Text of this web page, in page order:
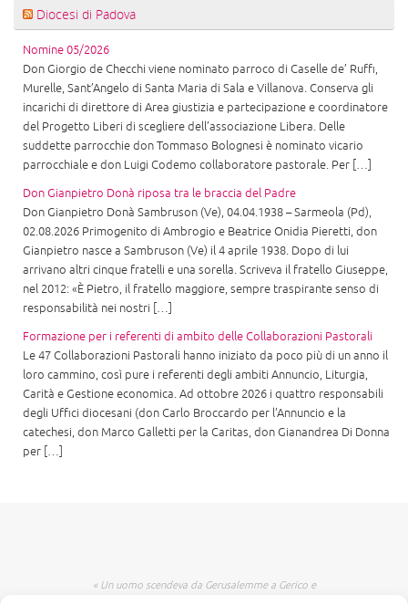
Diocesi di Padova
Nomine 05/2026
Don Giorgio de Checchi viene nominato parroco di Caselle de’ Ruffi,
Murelle, Sant’Angelo di Santa Maria di Sala e Villanova. Conserva gli
incarichi di direttore di Area giustizia e partecipazione e coordinatore
del Progetto Liberi di scegliere dell’associazione Libera. Delle
suddette parrocchie don Tommaso Bolognesi è nominato vicario
parrocchiale e don Luigi Codemo collaboratore pastorale. Per […]
Don Gianpietro Donà riposa tra le braccia del Padre
Don Gianpietro Donà Sambruson (Ve), 04.04.1938 – Sarmeola (Pd),
02.08.2026 Primogenito di Ambrogio e Beatrice Onidia Pieretti, don
Gianpietro nasce a Sambruson (Ve) il 4 aprile 1938. Dopo di lui
arrivano altri cinque fratelli e una sorella. Scriveva il fratello Giuseppe,
nel 2012: «È Pietro, il fratello maggiore, sempre traspirante senso di
responsabilità nei nostri […]
Formazione per i referenti di ambito delle Collaborazioni Pastorali
Le 47 Collaborazioni Pastorali hanno iniziato da poco più di un anno il
loro cammino, così pure i referenti degli ambiti Annuncio, Liturgia,
Carità e Gestione economica. Ad ottobre 2026 i quattro responsabili
degli Uffici diocesani (don Carlo Broccardo per l’Annuncio e la
catechesi, don Marco Galletti per la Caritas, don Gianandrea Di Donna
per […]
« Un uomo scendeva da Gerusalemme a Gerico e